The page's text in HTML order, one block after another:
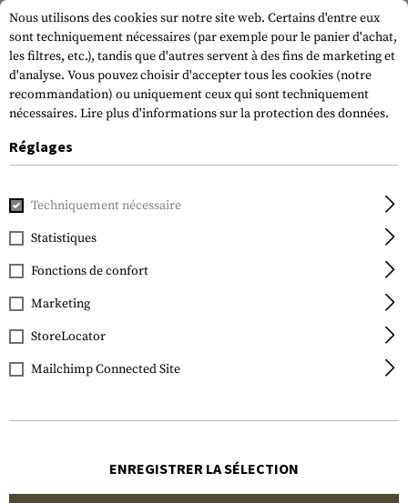
JTG
Black Sheep Rubber
Patch
Nous utilisons des cookies sur notre site web. Certains d'entre eux
sont techniquement nécessaires (par exemple pour le panier d'achat,
les filtres, etc.), tandis que d'autres servent à des fins de marketing et
d'analyse. Vous pouvez choisir d'accepter tous les cookies (notre
recommandation) ou uniquement ceux qui sont techniquement
nécessaires. Lire plus d'informations sur la protection des données.
Réglages
Techniquement nécessaire
Statistiques
Fonctions de confort
Marketing
StoreLocator
Mailchimp Connected Site
ENREGISTRER LA SÉLECTION